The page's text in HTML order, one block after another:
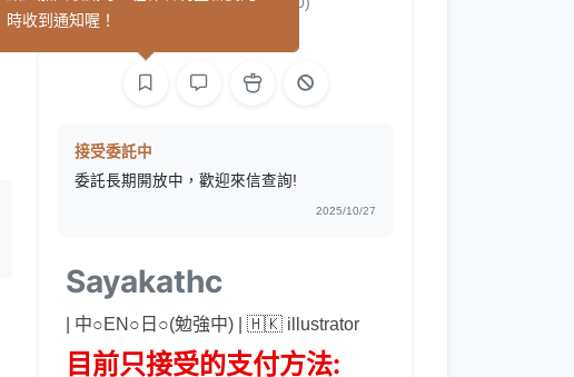
接受委託中
委託長期開放中，歡迎來信查詢!
2025/10/27
Sayakathc
| 中○EN○日○(勉強中) | 🇭🇰 illustrator
目前只接受的支付方法:
時收到通知喔！